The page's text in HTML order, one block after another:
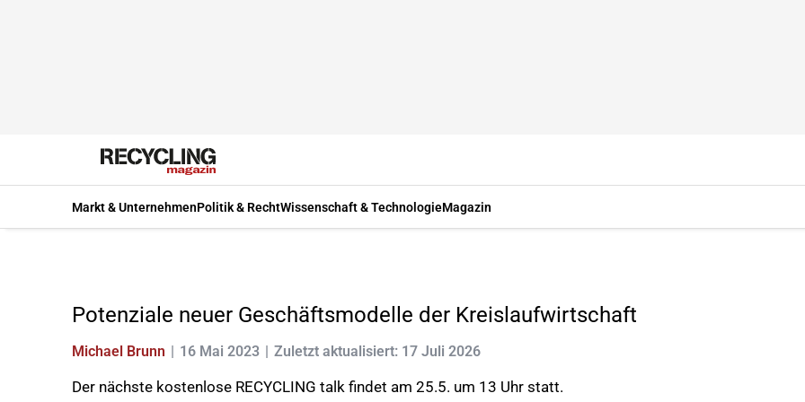
Markt & UnternehmenPolitik & RechtWissenschaft & TechnologieMagazin
Potenziale neuer Geschäftsmodelle der Kreislaufwirtschaft
Michael Brunn 16 Mai 2023 Zuletzt aktualisiert: 17 Juli 2026
Der nächste kostenlose RECYCLING talk findet am 25.5. um 13 Uhr statt.